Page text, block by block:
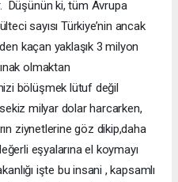
Düşünün ki, tüm Avrupa
sayısı Türkiye’nin ancak
kaçan yaklaşık 3 milyon
olmaktan
bölüşmek lütuf değil
milyar dolar harcarken,
ziynetlerine göz dikip,daha
eşyalarına el koymayı
işte bu insani , kapsamlı